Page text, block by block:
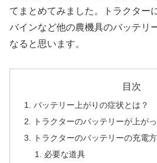
てまとめてみました。トラクター
バインなど他の農機具のバッテリ
なると思います。
目次
バッテリー上がりの症状とは？
トラクターのバッテリーが上が
トラクターのバッテリーの充電
必要な道具